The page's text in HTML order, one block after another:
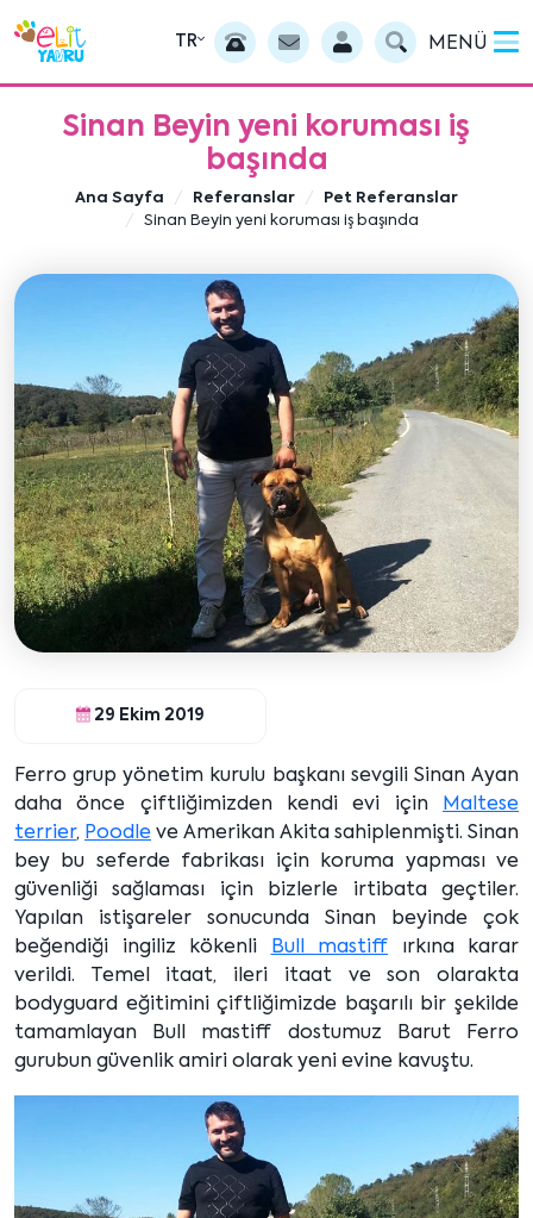
TR MENÜ
Sinan Beyin yeni koruması iş
başında
Ana Sayfa Referanslar
Pet Referanslar
Sinan Beyin yeni koruması iş başında
29 Ekim 2019
Ferro grup yönetim kurulu başkanı sevgili Sinan Ayan
daha önce çiftliğimizden kendi evi için Maltese
terrier, Poodle ve Amerikan Akita sahiplenmişti. Sinan
bey bu seferde fabrikası için koruma yapması ve
güvenliği sağlaması için bizlerle irtibata geçtiler.
Yapılan istişareler sonucunda Sinan beyinde çok
beğendiği ingiliz kökenli Bull mastiff ırkına karar
verildi. Temel itaat, ileri itaat ve son olarakta
bodyguard eğitimini çiftliğimizde başarılı bir şekilde
tamamlayan Bull mastiff dostumuz Barut Ferro
gurubun güvenlik amiri olarak yeni evine kavuştu.